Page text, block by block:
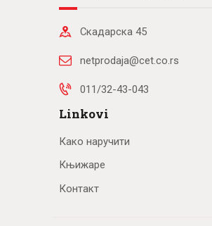
Скадарска 45
netprodaja@cet.co.rs
011/32-43-043
Linkovi
Како наручити
Књижаре
Контакт